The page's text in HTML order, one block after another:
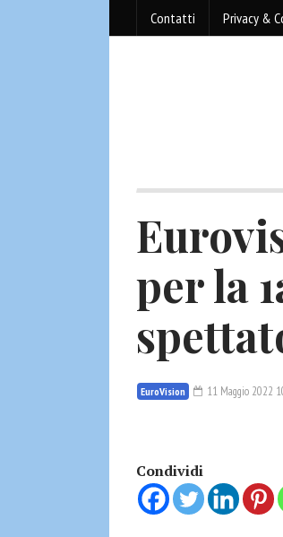
Contatti Privacy &
per la
EuroVision 11 Maggio 2022
Condividi